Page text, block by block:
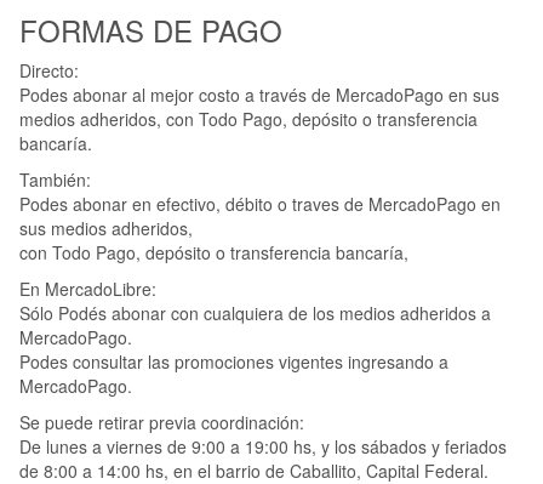
FORMAS DE PAGO
Directo:
Podes abonar al mejor costo a través de MercadoPago en sus
medios adheridos, con Todo Pago, depósito o transferencia
bancaría.
También:
Podes abonar en efectivo, débito o traves de MercadoPago en
sus medios adheridos,
con Todo Pago, depósito o transferencia bancaría,
En MercadoLibre:
Sólo Podés abonar con cualquiera de los medios adheridos a
MercadoPago.
Podes consultar las promociones vigentes ingresando a
MercadoPago.
Se puede retirar previa coordinación:
De lunes a viernes de 9:00 a 19:00 hs, y los sábados y feriados
de 8:00 a 14:00 hs, en el barrio de Caballito, Capital Federal.